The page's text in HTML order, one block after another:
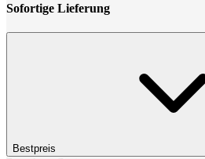
Sofortige Lieferung
Bestpreis